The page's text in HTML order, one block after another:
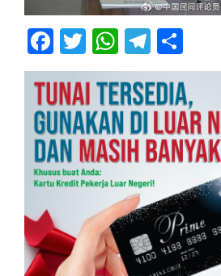
Facebook
Twitter
WhatsApp